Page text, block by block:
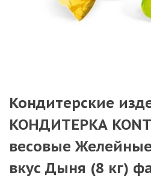
Кондитерские
КОНДИТЕРКА
весовые
вкус Дыня (8 кг)